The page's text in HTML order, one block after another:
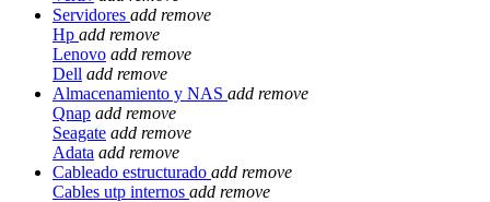
Servidores add remove
Hp add remove
Lenovo add remove
Dell add remove
Almacenamiento y NAS add remove
Qnap add remove
Seagate add remove
Adata add remove
Cableado estructurado add remove
Cables utp internos add remove